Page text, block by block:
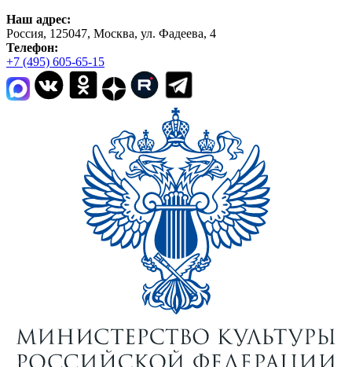
Наш адрес:
Россия, 125047, Москва, ул. Фадеева, 4
Телефон:
+7 (495) 605-65-15